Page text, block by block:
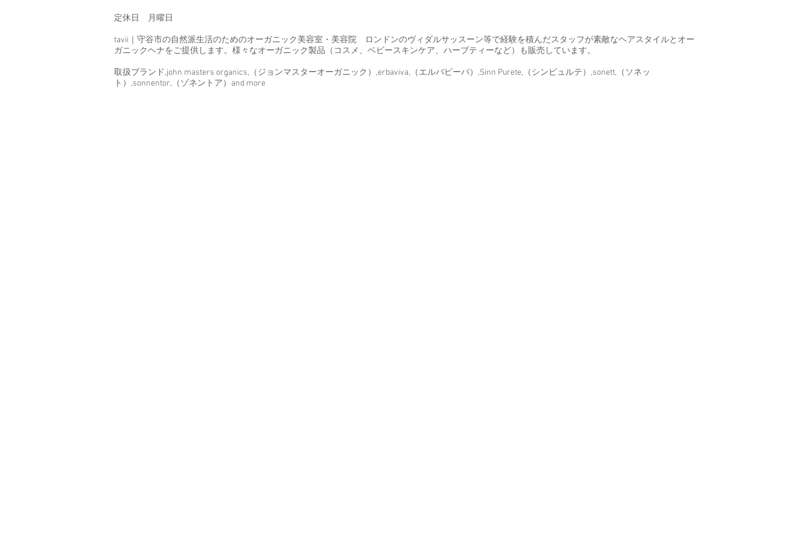
定休日 月曜日
tavii｜守谷市の自然派生活のためのオーガニック美容室・美容院 ロンドンのヴィダルサッスーン等で経験を積んだスタッフが素敵なヘアスタイルとオー
ガニックヘナをご提供します。様々なオーガニック製品（コスメ、ベビースキンケア、ハーブティーなど）も販売しています。
取扱ブランド,john masters organics,（ジョンマスターオーガニック）,erbaviva,（エルバビーバ）,Sinn Purete,（シンピュルテ）,sonett,（ソネッ
ト）,sonnentor,（ゾネントア）and more